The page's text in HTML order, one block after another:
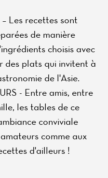
Les recettes sont
de manière
choisis avec
des plats qui invitent à
de l'Asie.
- Entre amis, entre
les tables de ce
conviviale
comme aux
d'ailleurs !